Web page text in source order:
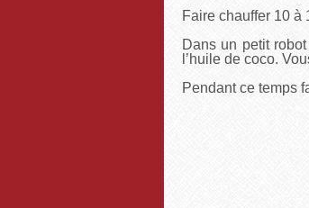
Faire chauffer 10 à
Dans un petit
l’huile de coco.
Pendant ce temps